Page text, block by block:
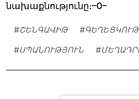
նախաքնությունը։–0–
#ՇԵՆԳԱՎԻԹ #
#ՍՊԱՆՈՒԹՅՈՒՆ #